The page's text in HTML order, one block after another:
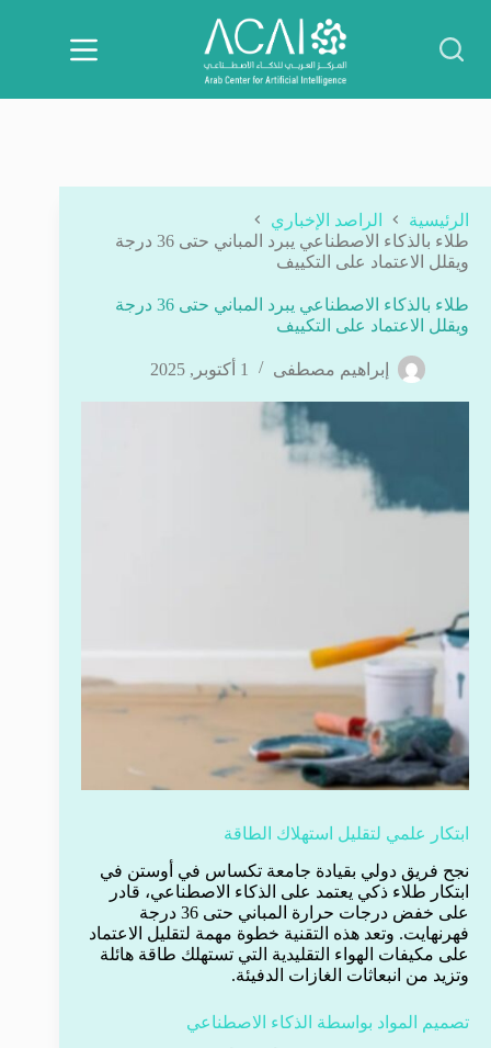
المحتوى
الرئيسية
الراصد الإخباري
طلاء بالذكاء الاصطناعي يبرد المباني حتى 36 درجة
ويقلل الاعتماد على التكييف
طلاء بالذكاء الاصطناعي يبرد المباني حتى 36 درجة
ويقلل الاعتماد على التكييف
إبراهيم مصطفى 1 أكتوبر, 2025
ابتكار علمي لتقليل استهلاك الطاقة
نجح فريق دولي بقيادة جامعة تكساس في أوستن في
ابتكار طلاء ذكي يعتمد على الذكاء الاصطناعي، قادر
على خفض درجات حرارة المباني حتى 36 درجة
فهرنهايت. وتعد هذه التقنية خطوة مهمة لتقليل الاعتماد
على مكيفات الهواء التقليدية التي تستهلك طاقة هائلة
وتزيد من انبعاثات الغازات الدفيئة.
تصميم المواد بواسطة الذكاء الاصطناعي